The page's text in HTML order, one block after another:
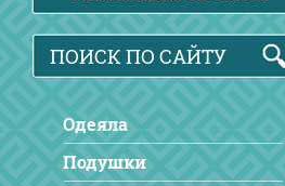
Одеяла
Подушки